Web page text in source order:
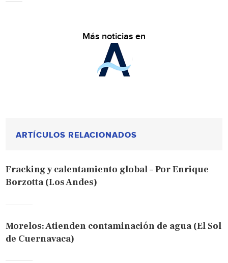
Más noticias en
ARTÍCULOS RELACIONADOS
Fracking y calentamiento global – Por Enrique
Borzotta (Los Andes)
Morelos: Atienden contaminación de agua (El Sol
de Cuernavaca)